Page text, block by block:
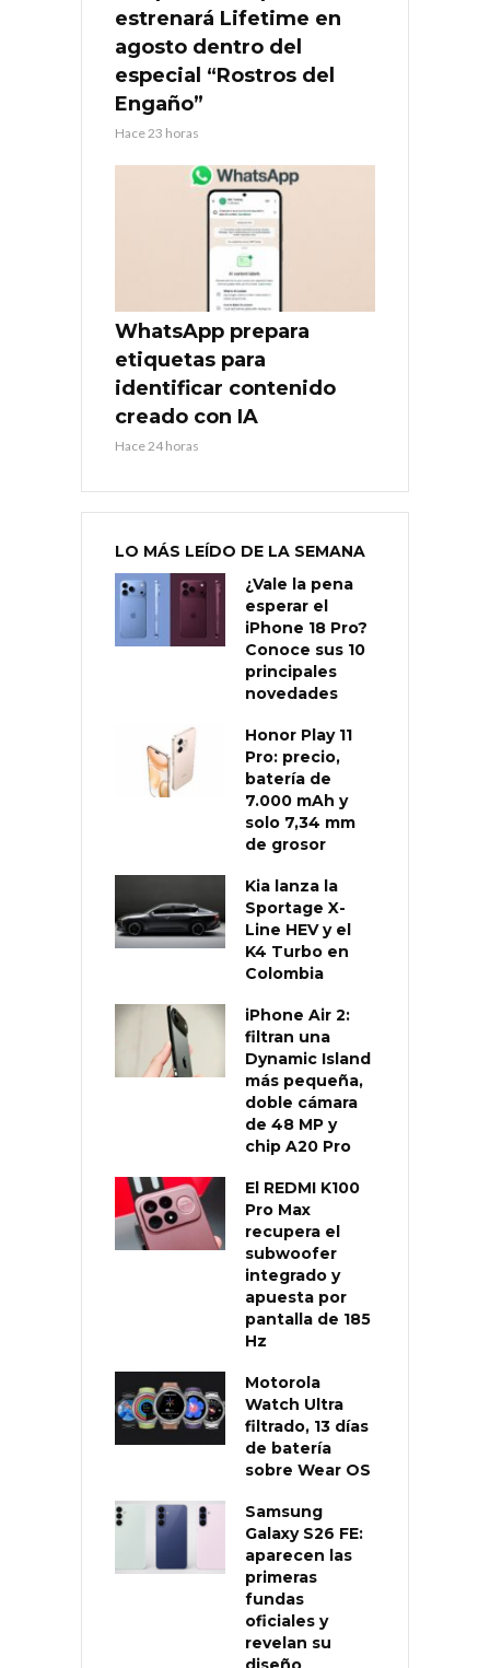
estrenará Lifetime en
agosto dentro del
especial “Rostros del
Engaño”
Hace 23 horas
WhatsApp prepara
etiquetas para
identificar contenido
creado con IA
Hace 24 horas
LO MÁS LEÍDO DE LA SEMANA
¿Vale la pena
esperar el
iPhone 18 Pro?
Conoce sus 10
principales
novedades
Honor Play 11
Pro: precio,
batería de
7.000 mAh y
solo 7,34 mm
de grosor
Kia lanza la
Sportage X-
Line HEV y el
K4 Turbo en
Colombia
iPhone Air 2:
filtran una
Dynamic Island
más pequeña,
doble cámara
de 48 MP y
chip A20 Pro
El REDMI K100
Pro Max
recupera el
subwoofer
integrado y
apuesta por
pantalla de 185
Hz
Motorola
Watch Ultra
filtrado, 13 días
de batería
sobre Wear OS
Samsung
Galaxy S26 FE:
aparecen las
primeras
fundas
oficiales y
revelan su